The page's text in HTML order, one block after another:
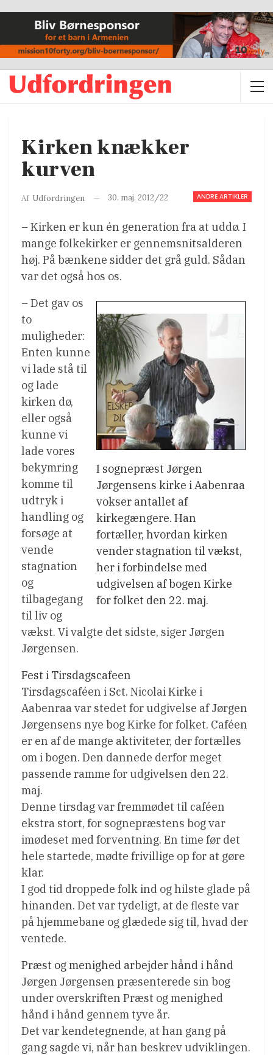
Kirken knækker
kurven
ANDRE ARTIKLER
Af Udfordringen 30. maj. 2012/22
– Kirken er kun én generation fra at uddø. I
mange folkekirker er gennemsnitsalderen
høj. På bænkene sidder det grå guld. Sådan
var det også hos os.
I sognepræst Jørgen
Jørgensens kirke i Aabenraa
vokser antallet af
kirkegængere. Han
fortæller, hvordan kirken
vender stagnation til vækst,
her i forbindelse med
udgivelsen af bogen Kirke
for folket den 22. maj.
– Det gav os
to
muligheder:
Enten kunne
vi lade stå til
og lade
kirken dø,
eller også
kunne vi
lade vores
bekymring
komme til
udtryk i
handling og
forsøge at
vende
stagnation
og
tilbagegang
til liv og
vækst. Vi valgte det sidste, siger Jørgen
Jørgensen.
Fest i Tirsdagscafeen
Tirsdagscaféen i Sct. Nicolai Kirke i
Aabenraa var stedet for udgivelse af Jørgen
Jørgensens nye bog Kirke for folket. Caféen
er en af de mange aktiviteter, der fortælles
om i bogen. Den dannede derfor meget
passende ramme for udgivelsen den 22.
maj.
Denne tirsdag var fremmødet til caféen
ekstra stort, for sognepræstens bog var
imødeset med forventning. En time før det
hele startede, mødte frivillige op for at gøre
klar.
I god tid droppede folk ind og hilste glade på
hinanden. Det var tydeligt, at de fleste var
på hjemmebane og glædede sig til, hvad der
ventede.
Præst og menighed arbejder hånd i hånd
Jørgen Jørgensen præsenterede sin bog
under overskriften Præst og menighed
hånd i hånd gennem tyve år.
Det var kendetegnende, at han gang på
gang sagde vi, når han beskrev udviklingen.